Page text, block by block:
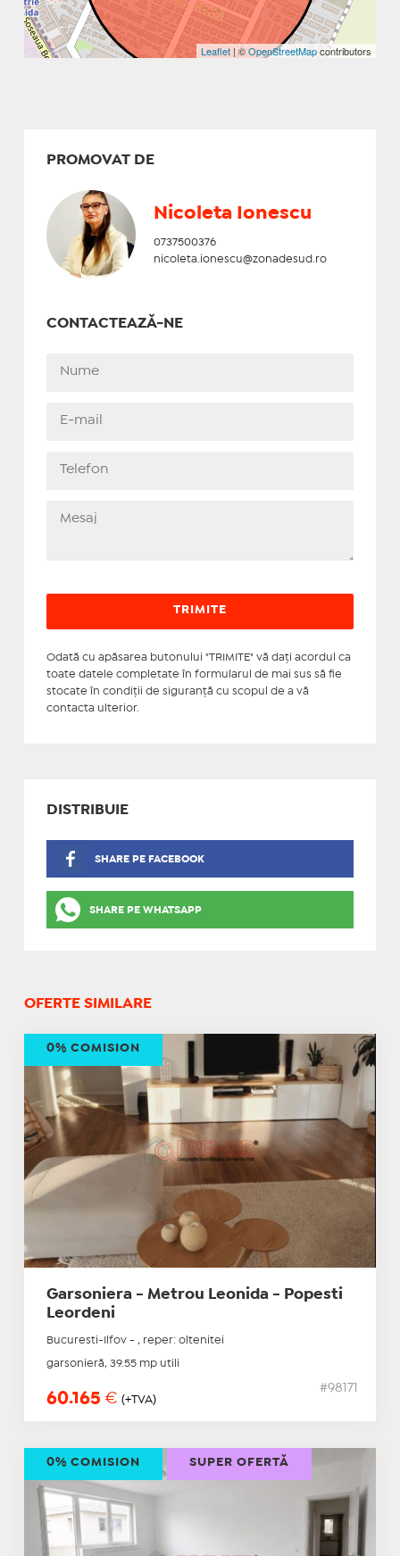
Leaflet | ©OpenStreetMapcontributors
PROMOVAT DE
Nicoleta Ionescu
0737500376
nicoleta.ionescu@zonadesud.ro
CONTACTEAZĂ-NE
Odată cu apăsarea butonului "TRIMITE" vă daţi acordul ca
toate datele completate în formularul de mai sus să fie
stocate în condiţii de siguranţă cu scopul de a vă
contacta ulterior.
DISTRIBUIE
SHARE PE FACEBOOK
SHARE PE WHATSAPP
OFERTE SIMILARE
Garsoniera - Metrou Leonida - Popesti
Leordeni
Bucuresti-Ilfov - , reper: oltenitei
garsonieră, 39.55 mp utili
60.165 € (+TVA)
#98171
0% COMISION
0% COMISION SUPER OFERTĂ